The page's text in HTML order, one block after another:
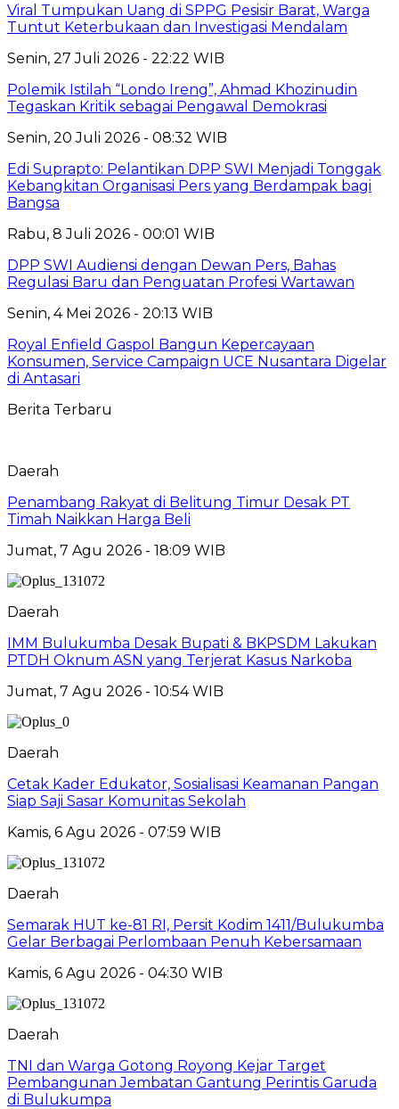
Viral Tumpukan Uang di SPPG Pesisir Barat, Warga
Tuntut Keterbukaan dan Investigasi Mendalam
Senin, 27 Juli 2026 - 22:22 WIB
Polemik Istilah “Londo Ireng”, Ahmad Khozinudin
Tegaskan Kritik sebagai Pengawal Demokrasi
Senin, 20 Juli 2026 - 08:32 WIB
Edi Suprapto: Pelantikan DPP SWI Menjadi Tonggak
Kebangkitan Organisasi Pers yang Berdampak bagi
Bangsa
Rabu, 8 Juli 2026 - 00:01 WIB
DPP SWI Audiensi dengan Dewan Pers, Bahas
Regulasi Baru dan Penguatan Profesi Wartawan
Senin, 4 Mei 2026 - 20:13 WIB
Royal Enfield Gaspol Bangun Kepercayaan
Konsumen, Service Campaign UCE Nusantara Digelar
di Antasari
Berita Terbaru
Daerah
Penambang Rakyat di Belitung Timur Desak PT
Timah Naikkan Harga Beli
Jumat, 7 Agu 2026 - 18:09 WIB
Daerah
IMM Bulukumba Desak Bupati & BKPSDM Lakukan
PTDH Oknum ASN yang Terjerat Kasus Narkoba
Jumat, 7 Agu 2026 - 10:54 WIB
Daerah
Cetak Kader Edukator, Sosialisasi Keamanan Pangan
Siap Saji Sasar Komunitas Sekolah
Kamis, 6 Agu 2026 - 07:59 WIB
Daerah
Semarak HUT ke-81 RI, Persit Kodim 1411/Bulukumba
Gelar Berbagai Perlombaan Penuh Kebersamaan
Kamis, 6 Agu 2026 - 04:30 WIB
Daerah
TNI dan Warga Gotong Royong Kejar Target
Pembangunan Jembatan Gantung Perintis Garuda
di Bulukumpa